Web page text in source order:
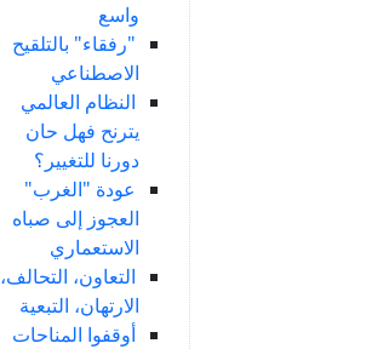
واسع
"رفقاء" بالتلقيح
الاصطناعي
النظام العالمي
يترنح فهل حان
دورنا للتغيير؟
عودة "الغرب"
العجوز إلى صباه
الاستعماري
التعاون، التحالف،
الارتهان، التبعية
أوقفوا المناحات